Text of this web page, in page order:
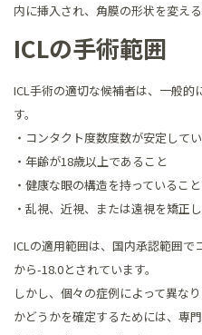
内に挿入され、角膜の形状を変え
ICLの手術範囲
ICL手術の適切な候補者は、一般
す。
・コンタクト度数度数が安定して
・年齢が18歳以上であること
・健康な眼の構造を持っていること
・乱視、近視、または遠視を矯正
ICLの適用範囲は、国内承認範囲で
から-18.0とされています。
しかし、個々の症例によって異な
かどうかを確定するためには、専